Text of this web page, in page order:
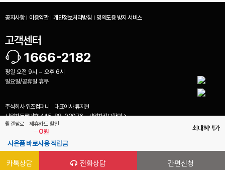
월 렌탈료 제휴카드 할인
0원 최대혜택가
사은품 바로사용 적립금
카톡상담 전화상담 간편신청
공지사항 이용약관 개인정보처리방침 명의도용 방지 서비스
고객센터
1666-2182
평일 오전 9시 ~ 오후 6시
일요일/공휴일 휴무
주식회사 위즈컴퍼니 대표이사 류지현
사업자등록번호 445-88-03076
사업자정보확인
통신판매업신고번호 2023-광주광산-1004
(62355) 광주 광산구 풍영철길로 15 708호 (우산동, 콜럼버스월드)
Copyright ⓒ biz.playrental.kr. All Rights Reserved.
비교하기(0)